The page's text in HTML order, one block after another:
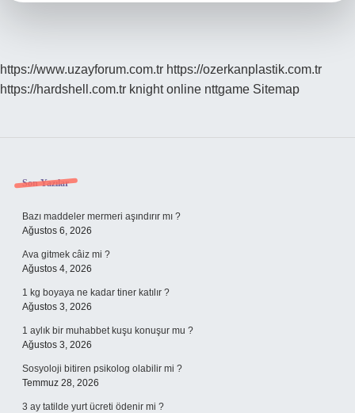
https://www.uzayforum.com.tr https://ozerkanplastik.com.tr
https://hardshell.com.tr knight online nttgame Sitemap
Sidebar
Son Yazılar
Bazı maddeler mermeri aşındırır mı ?
Ağustos 6, 2026
Ava gitmek câiz mi ?
Ağustos 4, 2026
1 kg boyaya ne kadar tiner katılır ?
Ağustos 3, 2026
1 aylık bir muhabbet kuşu konuşur mu ?
Ağustos 3, 2026
Sosyoloji bitiren psikolog olabilir mi ?
Temmuz 28, 2026
3 ay tatilde yurt ücreti ödenir mi ?